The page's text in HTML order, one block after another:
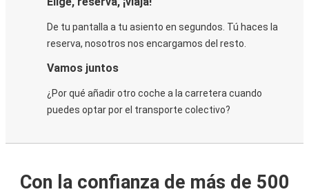
De tu pantalla a tu asiento en segundos. Tú haces la
reserva, nosotros nos encargamos del resto.
Vamos juntos
¿Por qué añadir otro coche a la carretera cuando
puedes optar por el transporte colectivo?
Con la confianza de más de 500